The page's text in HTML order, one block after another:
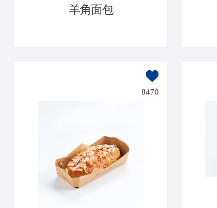
羊角面包
8470